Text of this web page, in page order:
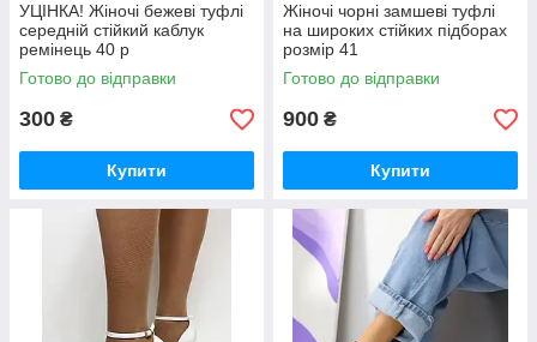
УЦІНКА! Жіночі бежеві туфлі
середній стійкий каблук
ремінець 40 р
Готово до відправки
300 ₴
Купити
Жіночі чорні замшеві туфлі
на широких стійких підборах
розмір 41
Готово до відправки
900 ₴
Купити